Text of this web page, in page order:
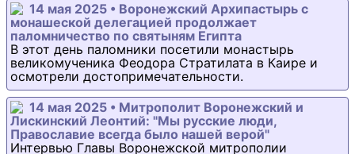
14 мая 2025 • Воронежский Архипастырь с
монашеской делегацией продолжает
паломничество по святыням Египта
В этот день паломники посетили монастырь
великомученика Феодора Стратилата в Каире и
осмотрели достопримечательности.
14 мая 2025 • Митрополит Воронежский и
Лискинский Леонтий: "Мы русские люди,
Православие всегда было нашей верой"
Интервью Главы Воронежской митрополии